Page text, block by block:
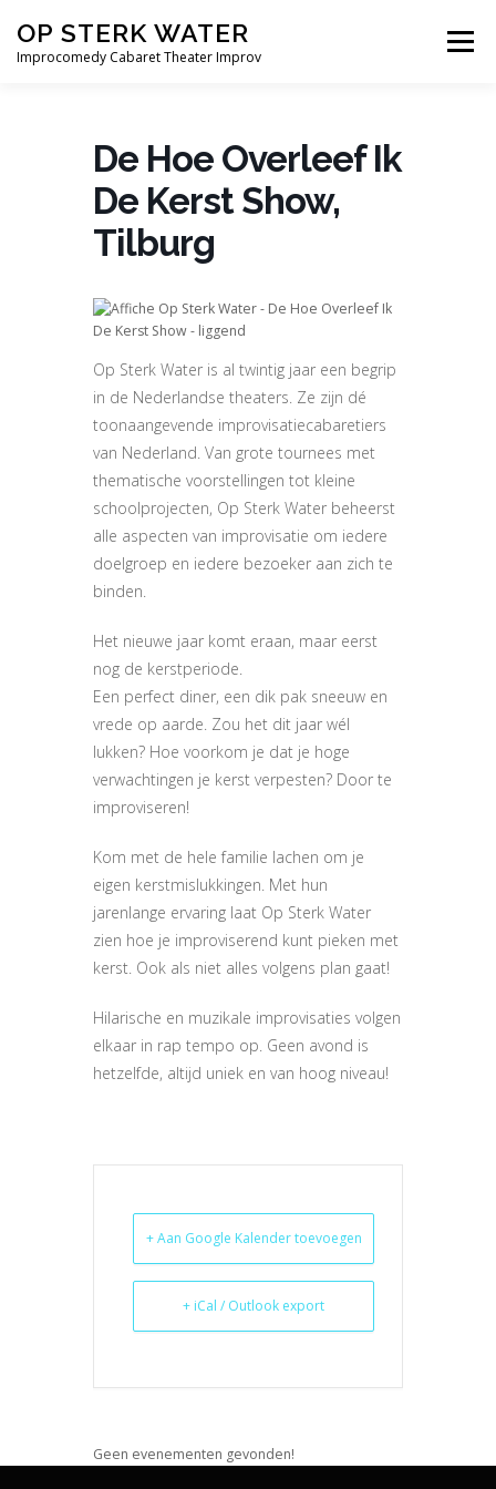
naarOP STERK WATER
Improcomedy Cabaret Theater Improv
Menu
SPELERS BLOG THEATERSHOWS
De Hoe Overleef Ik
De Kerst Show,
Tilburg
Op Sterk Water is al twintig jaar een begrip
in de Nederlandse theaters. Ze zijn dé
toonaangevende improvisatiecabaretiers
van Nederland. Van grote tournees met
thematische voorstellingen tot kleine
schoolprojecten, Op Sterk Water beheerst
alle aspecten van improvisatie om iedere
doelgroep en iedere bezoeker aan zich te
binden.
Het nieuwe jaar komt eraan, maar eerst
nog de kerstperiode.
Een perfect diner, een dik pak sneeuw en
vrede op aarde. Zou het dit jaar wél
lukken? Hoe voorkom je dat je hoge
verwachtingen je kerst verpesten? Door te
improviseren!
Kom met de hele familie lachen om je
eigen kerstmislukkingen. Met hun
jarenlange ervaring laat Op Sterk Water
zien hoe je improviserend kunt pieken met
kerst. Ook als niet alles volgens plan gaat!
Hilarische en muzikale improvisaties volgen
elkaar in rap tempo op. Geen avond is
hetzelfde, altijd uniek en van hoog niveau!
+ Aan Google Kalender toevoegen
+ iCal / Outlook export
Geen evenementen gevonden!